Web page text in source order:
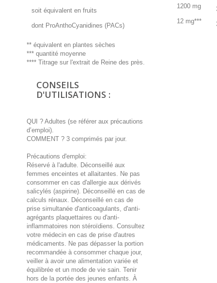
soit équivalent en fruits
dont ProAnthoCyanidines (PACs)
1200 mg
12 mg***
** équivalent en plantes sèches
*** quantité moyenne
**** Titrage sur l'extrait de Reine des près.
CONSEILS
D'UTILISATIONS :
QUI ? Adultes (se référer aux précautions
d’emploi).
COMMENT ? 3 comprimés par jour.
Précautions d'emploi:
Réservé à l'adulte. Déconseillé aux
femmes enceintes et allaitantes. Ne pas
consommer en cas d'allergie aux dérivés
salicylés (aspirine). Déconseillé en cas de
calculs rénaux. Déconseillé en cas de
prise simultanée d'anticoagulants, d'anti-
agrégants plaquettaires ou d'anti-
inflammatoires non stéroïdiens. Consultez
votre médecin en cas de prise d'autres
médicaments. Ne pas dépasser la portion
recommandée à consommer chaque jour,
veiller à avoir une alimentation variée et
équilibrée et un mode de vie sain. Tenir
hors de la portée des jeunes enfants. À